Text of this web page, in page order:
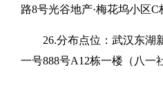
路8号光谷地产·梅花坞小区C
26.分布点位：武汉东湖
一号888号A12栋一楼（八一